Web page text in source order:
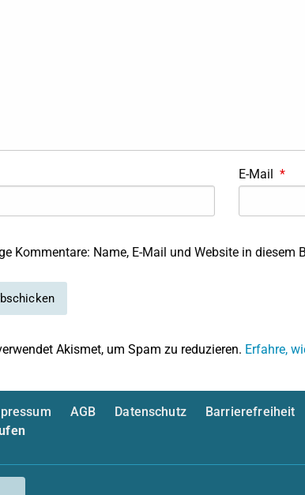
E-Mail *
Kommentare: Name, E-Mail und Website in diesem
Akismet, um Spam zu reduzieren. Erfahre,
AGB Datenschutz Barrierefreiheit